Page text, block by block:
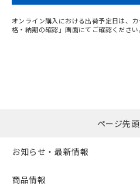
オンライン購入における出荷予定日は、
格・納期の確認」画面にてご確認ください
ページ先
お知らせ・最新情報
商品情報